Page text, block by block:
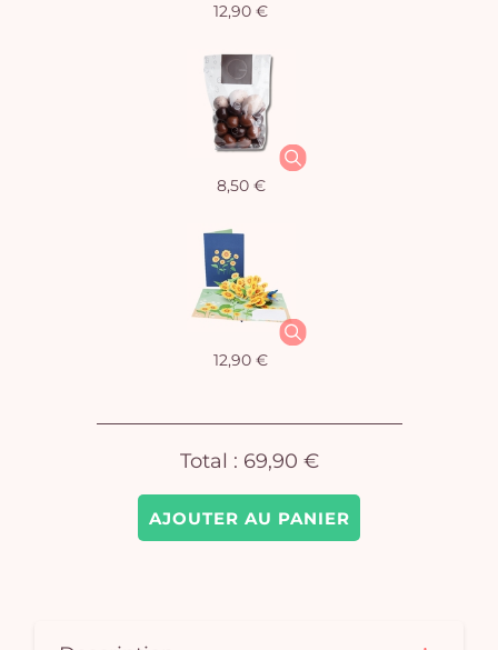
AJOUTER AU PANIER
12,90 €
8,50 €
12,90 €
Total : 69,90 €